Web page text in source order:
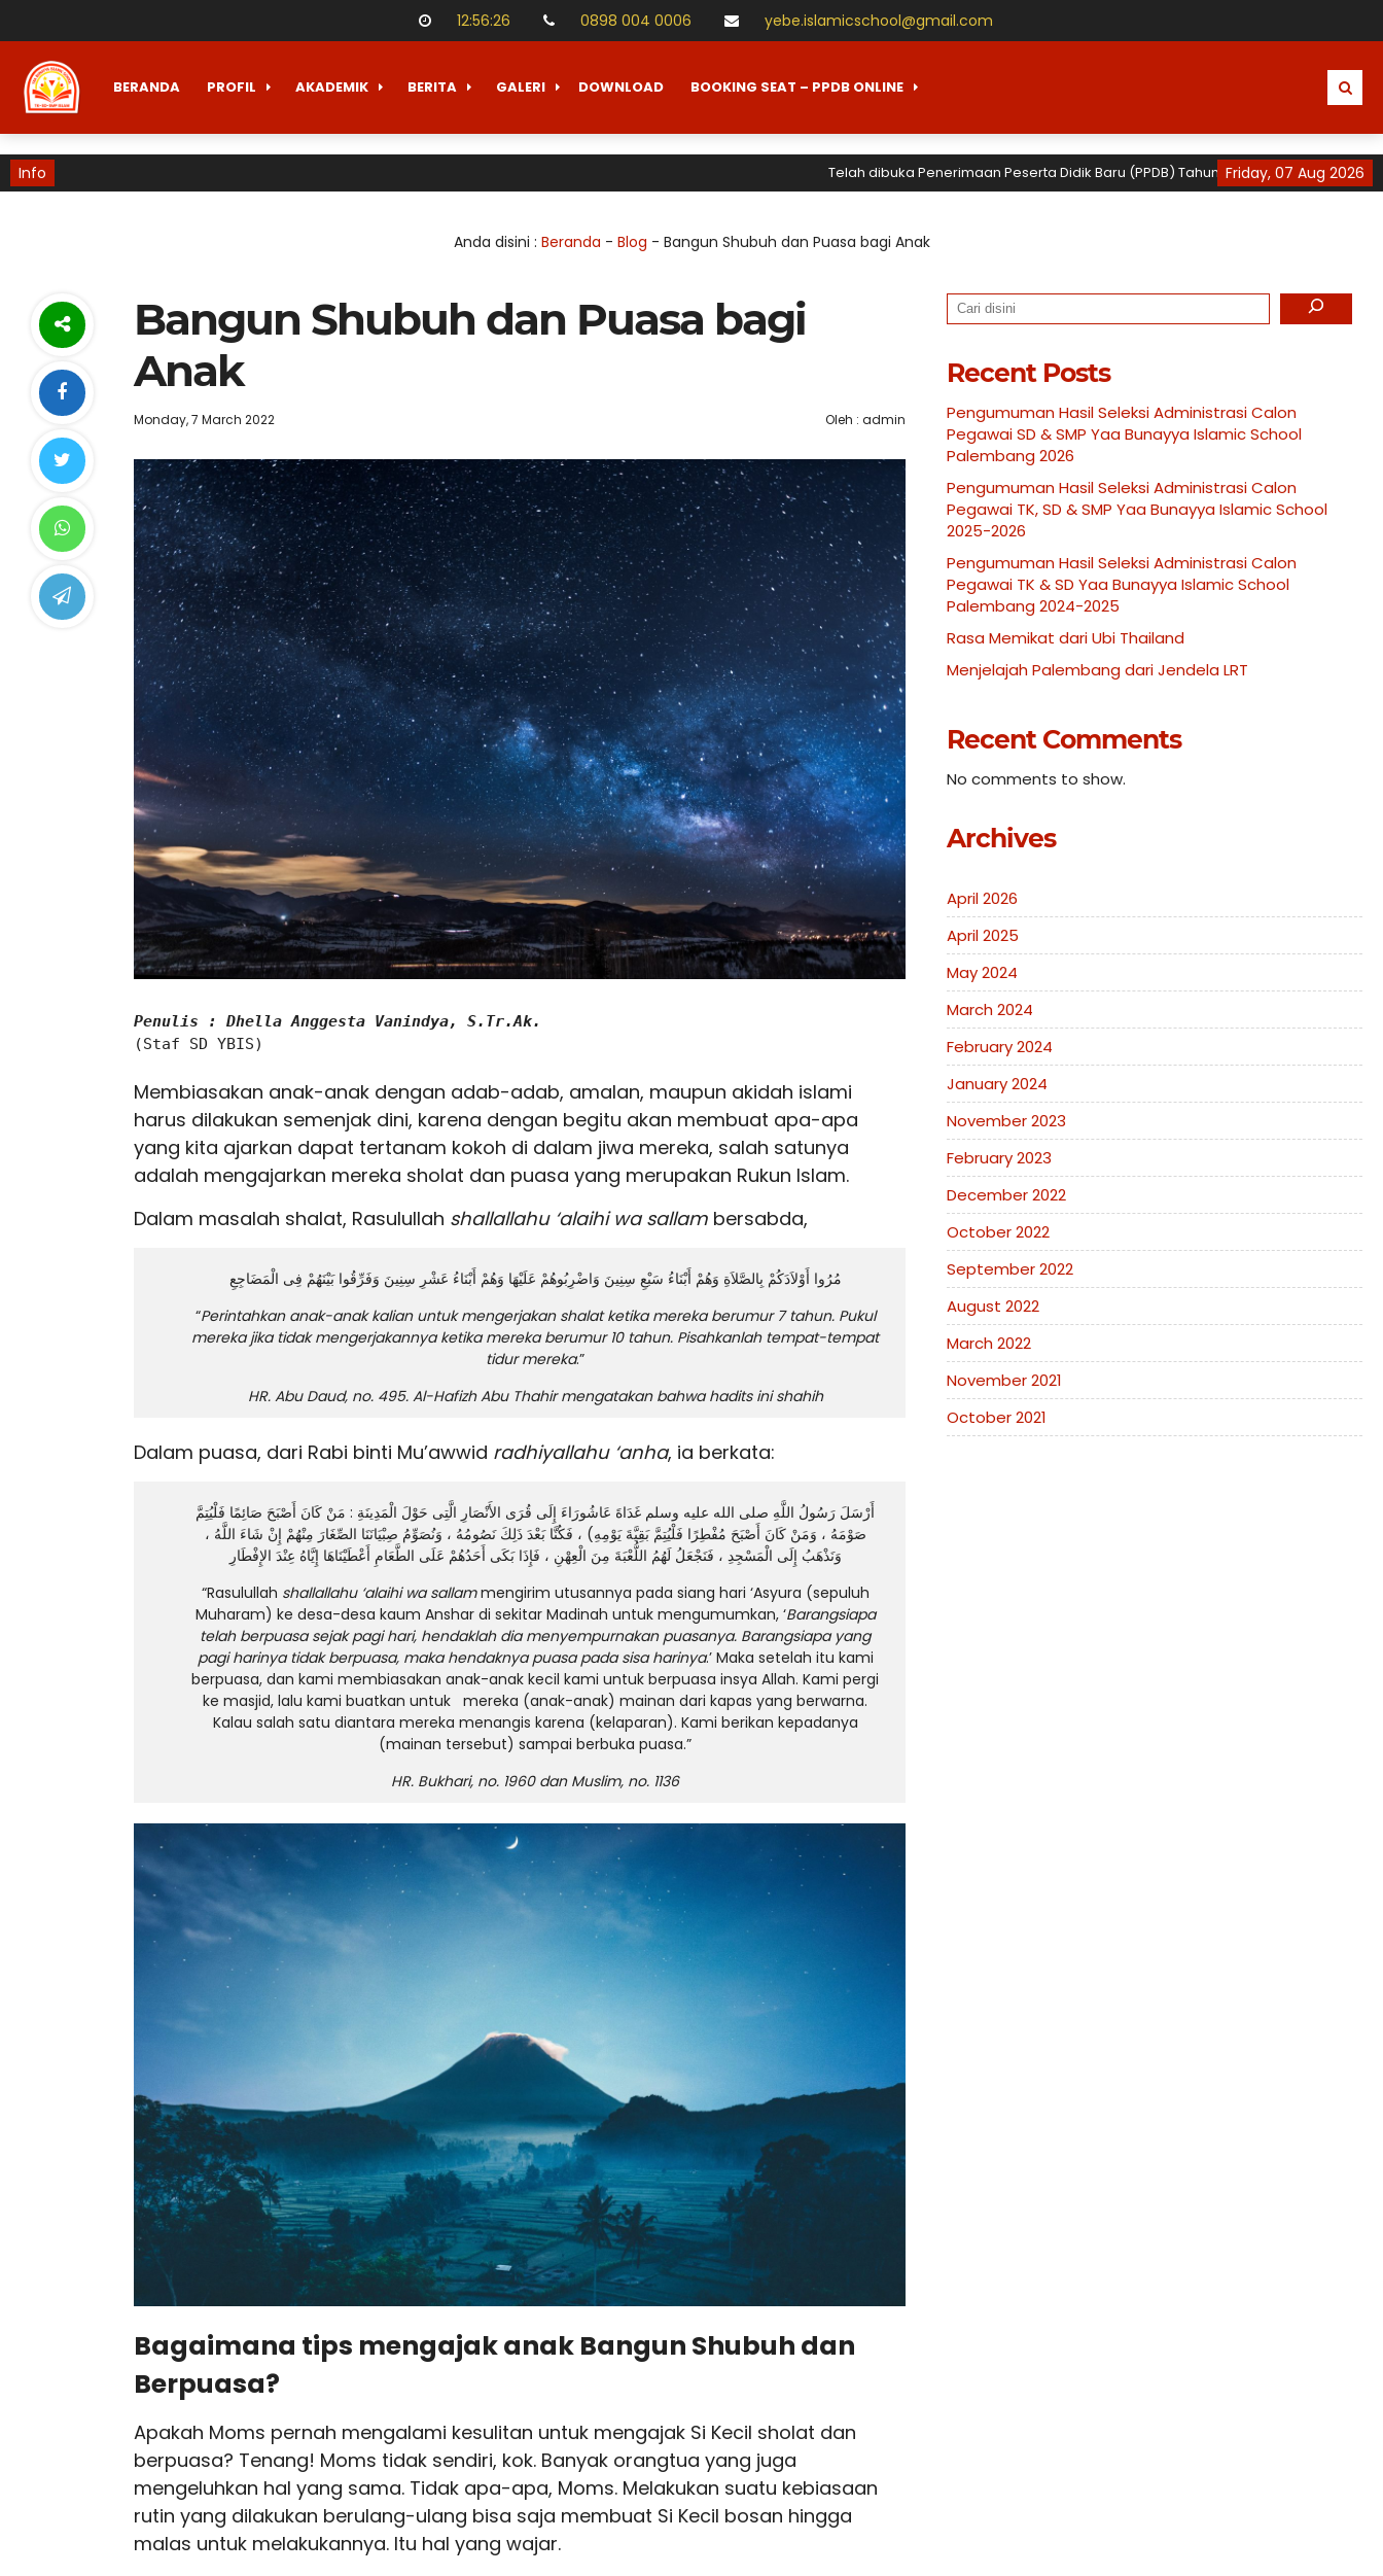
12:56:27 0898 004 0006 yebe.islamicschool@gmail.com
BERANDA PROFIL AKADEMIK BERITA GALERI DOWNLOAD BOOKING SEAT – PPDB ONLINE
Info Friday, 07 Aug 2026
Telah dibuka Penerimaan Peserta Didik Baru (PPDB) Tahun Ajaran 2026 / 2027 untuk TK,
Anda disini : Beranda - Blog - Bangun Shubuh dan Puasa bagi Anak
Bangun Shubuh dan Puasa bagi
Anak
Monday, 7 March 2022 Oleh : admin
Penulis : Dhella Anggesta Vanindya, S.Tr.Ak.
(Staf SD YBIS)
Membiasakan anak-anak dengan adab-adab, amalan, maupun akidah islami
harus dilakukan semenjak dini, karena dengan begitu akan membuat apa-apa
yang kita ajarkan dapat tertanam kokoh di dalam jiwa mereka, salah satunya
adalah mengajarkan mereka sholat dan puasa yang merupakan Rukun Islam.
Dalam masalah shalat, Rasulullah shallallahu ‘alaihi wa sallam bersabda,
مُرُوا أَوْلاَدَكُمْ بِالصَّلاَةِ وَهُمْ أَبْنَاءُ سَبْعِ سِنِينَ وَاضْرِبُوهُمْ عَلَيْهَا وَهُمْ أَبْنَاءُ عَشْرِ سِنِينَ وَفَرِّقُوا بَيْنَهُمْ فِى الْمَضَاجِعِ
“Perintahkan anak-anak kalian untuk mengerjakan shalat ketika mereka berumur 7 tahun. Pukul
mereka jika tidak mengerjakannya ketika mereka berumur 10 tahun. Pisahkanlah tempat-tempat
tidur mereka.”
HR. Abu Daud, no. 495. Al-Hafizh Abu Thahir mengatakan bahwa hadits inishahih
Dalam puasa, dari Rabi binti Mu’awwid radhiyallahu ‘anha, ia berkata:
أَرْسَلَ رَسُولُ اللَّهِ صلى الله عليه وسلم غَدَاةَ عَاشُورَاءَ إِلَى قُرَى الأَنْصَارِ الَّتِى حَوْلَ الْمَدِينَةِ : مَنْ كَانَ أَصْبَحَ صَائِمًا فَلْيُتِمَّ
صَوْمَهُ ، وَمَنْ كَانَ أَصْبَحَ مُفْطِرًا فَلْيُتِمَّ بَقِيَّةَ يَوْمِهِ) ، فَكُنَّا بَعْدَ ذَلِكَ نَصُومُهُ ، وَنُصَوِّمُ صِبْيَانَنَا الصِّغَارَ مِنْهُمْ إِنْ شَاءَ اللَّهُ ،
وَنَذْهَبُ إِلَى الْمَسْجِدِ ، فَنَجْعَلُ لَهُمُ اللُّعْبَةَ مِنَ الْعِهْنِ ، فَإِذَا بَكَى أَحَدُهُمْ عَلَى الطَّعَامِ أَعْطَيْنَاهَا إِيَّاهُ عِنْدَ الإِفْطَارِ
“Rasulullah shallallahu ‘alaihi wa sallammengirim utusannya pada siang hari ‘Asyura (sepuluh
Muharam) ke desa-desa kaum Anshar di sekitar Madinah untuk mengumumkan, ‘Barangsiapa
telah berpuasa sejak pagi hari, hendaklah dia menyempurnakan puasanya. Barangsiapa yang
pagi harinya tidak berpuasa, maka hendaknya puasa pada sisa harinya.’ Maka setelah itu kami
berpuasa, dan kami membiasakan anak-anak kecil kami untuk berpuasa insya Allah. Kami pergi
ke masjid, lalu kami buatkan untuk mereka (anak-anak) mainan dari kapas yang berwarna.
Kalau salah satu diantara mereka menangis karena (kelaparan). Kami berikan kepadanya
(mainan tersebut) sampai berbuka puasa.”
HR. Bukhari, no. 1960 dan Muslim, no. 1136
Bagaimana tips mengajak anak Bangun Shubuh dan
Berpuasa?
Apakah Moms pernah mengalami kesulitan untuk mengajak Si Kecil sholat dan
berpuasa? Tenang! Moms tidak sendiri, kok. Banyak orangtua yang juga
mengeluhkan hal yang sama. Tidak apa-apa, Moms. Melakukan suatu kebiasaan
rutin yang dilakukan berulang-ulang bisa saja membuat Si Kecil bosan hingga
malas untuk melakukannya. Itu hal yang wajar.
Search
Recent Posts
Pengumuman Hasil Seleksi Administrasi Calon
Pegawai SD & SMP Yaa Bunayya Islamic School
Palembang 2026
Pengumuman Hasil Seleksi Administrasi Calon
Pegawai TK, SD & SMP Yaa Bunayya Islamic School
2025-2026
Pengumuman Hasil Seleksi Administrasi Calon
Pegawai TK & SD Yaa Bunayya Islamic School
Palembang 2024-2025
Rasa Memikat dari Ubi Thailand
Menjelajah Palembang dari Jendela LRT
Recent Comments
No comments to show.
Archives
April 2026
April 2025
May 2024
March 2024
February 2024
January 2024
November 2023
February 2023
December 2022
October 2022
September 2022
August 2022
March 2022
November 2021
October 2021